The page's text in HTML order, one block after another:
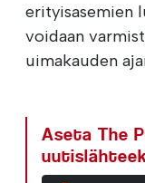
erityisasemien
voidaan
uimakauden
Aseta The